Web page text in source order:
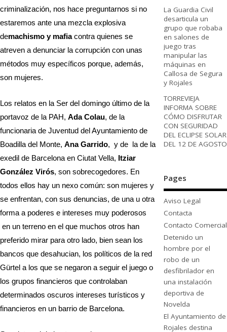
criminalización, nos hace preguntarnos si no
estaremos ante una mezcla explosiva
demachismo y mafiacontra quienes se
atreven a denunciar la corrupción con unas
métodos muy específicos porque, además,
son mujeres.
Los relatos en la Ser del domingo último de la
portavoz de la PAH, Ada Colau, de la
funcionaria de Juventud del Ayuntamiento de
Boadilla del Monte, Ana Garrido, y de la de la
exedil de Barcelona en Ciutat Vella, Itziar
González Virós, son sobrecogedores. En
todos ellos hay un nexo común: son mujeres y
se enfrentan, con sus denuncias, de una u otra
forma a poderes e intereses muy poderosos
en un terreno en el que muchos otros han
preferido mirar para otro lado, bien sean los
bancos que desahucian, los políticos de la red
Gürtel a los que se negaron a seguir el juego o
los grupos financieros que controlaban
determinados oscuros intereses turísticos y
financieros en un barrio de Barcelona.
La Guardia Civil
desarticula un
grupo que robaba
en salones de
juego tras
manipular las
máquinas en
Callosa de Segura
y Rojales
TORREVIEJA
INFORMA SOBRE
CÓMO DISFRUTAR
CON SEGURIDAD
DEL ECLIPSE SOLAR
DEL 12 DE AGOSTO
Pages
Aviso Legal
Contacta
Contacto Comercial
Detenido un
hombre por el
robo de un
desfibrilador en
una instalación
deportiva de
Novelda
El Ayuntamiento de
Rojales destina